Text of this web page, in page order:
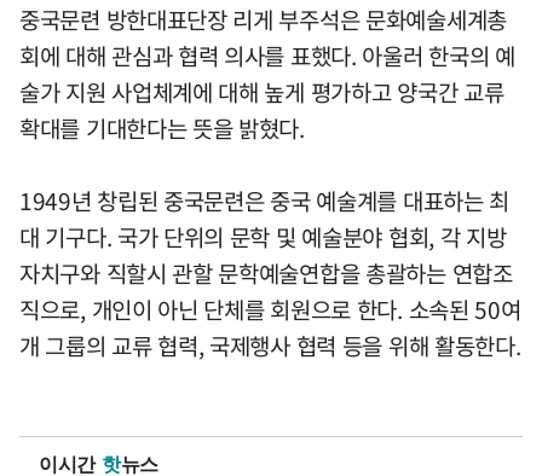
중국문련 방한대표단장 리게 부주석은 문화예술세계총
회에 대해 관심과 협력 의사를 표했다. 아울러 한국의 예
술가 지원 사업체계에 대해 높게 평가하고 양국간 교류
확대를 기대한다는 뜻을 밝혔다.
1949년 창립된 중국문련은 중국 예술계를 대표하는 최
대 기구다. 국가 단위의 문학 및 예술분야 협회, 각 지방
자치구와 직할시 관할 문학예술연합을 총괄하는 연합조
직으로, 개인이 아닌 단체를 회원으로 한다. 소속된 50여
개 그룹의 교류 협력, 국제행사 협력 등을 위해 활동한다.
이시간 핫뉴스